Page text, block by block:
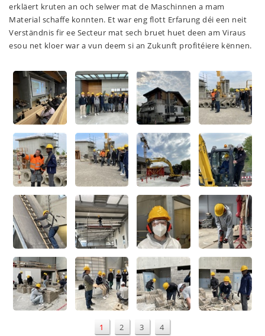
erkläert kruten an och selwer mat de Maschinnen a mam
Material schaffe konnten. Et war eng flott Erfarung déi een neit
Verständnis fir ee Secteur mat sech bruet huet deen am Viraus
esou net kloer war a vun deem si an Zukunft profitéiere kënnen.
1 2 3 4